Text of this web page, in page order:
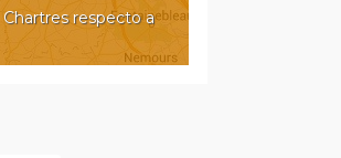
respecto a